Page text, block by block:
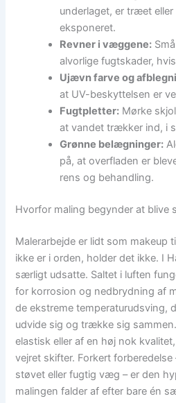
underlaget, er træet
eksponeret.
Revner i væggene:
alvorlige fugtskader,
Ujævn farve og
at UV-beskyttelsen er
Fugtpletter: Mørke
at vandet trækker ind, i
Grønne belægninger:
på, at overfladen er
rens og behandling.
Hvorfor maling begynder at blive
Malerarbejde er lidt som makeup
ikke er i orden, holder det ikke. I
særligt udsatte. Saltet i luften
for korrosion og nedbrydning af
de ekstreme temperaturudsving,
udvide sig og trække sig
elastisk eller af en høj nok
vejret skifter. Forkert
støvet eller fugtig væg – er den
malingen falder af efter bare én